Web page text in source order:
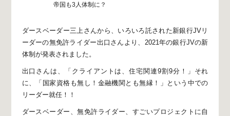
帝国も3人体制に？
ダースベーダー三上さんから、 いろいろ託された新銀行JVリ
ーダーの無免許ライダー出口さんより、 2021年の銀行JVの新
体制が発表されました。
出口さんは、「クライアントは、住宅関連9割9分！」 それ
に、「国家資格も無し！金融機関とも無縁！」 という中での
リーダー就任！！
ダースベーダー、無免許ライダー、すごいプロジェクトに自